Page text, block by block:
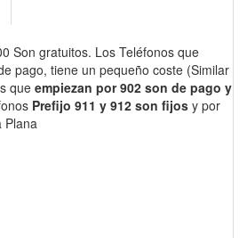
Son gratuitos. Los Teléfonos que
pago, tiene un pequeño coste (Similar
que empiezan por 902 son de pago y
Prefijo 911 y 912 son fijos y por
Plana